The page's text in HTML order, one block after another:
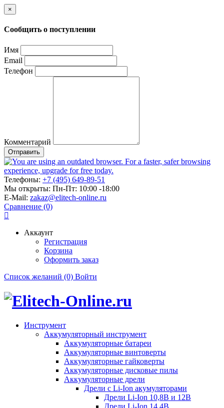
×
Сообщить о поступлении
Имя
Email
Телефон
Комментарий
Отправить
Телефоны: +7 (495) 649-89-51
Мы открыты: Пн-Пт: 10:00 -18:00
E-Mail: zakaz@elitech-online.ru
Сравнение (0)
Аккаунт
Регистрация
Корзина
Оформить заказ
Список желаний (0) Войти
Инструмент
Аккумуляторный инструмент
Аккумуляторные батареи
Аккумуляторные винтоверты
Аккумуляторные гайковерты
Аккумуляторные дисковые пилы
Аккумуляторные дрели
Дрели с Li-Ion акумуляторами
Дрели Li-Ion 10,8В и 12В